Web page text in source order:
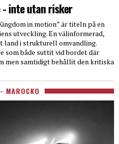
- inte utan risker
in motion” är titeln på en
utveckling. En välinformerad,
land i strukturell omvandling.
som både suttit vid bordet där
men samtidigt behållit den kritiska
MAROCKO